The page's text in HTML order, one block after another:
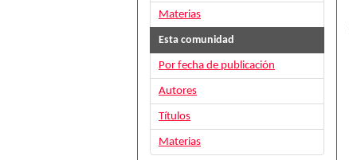
Materias
Esta comunidad
Por fecha de publicación
Autores
Títulos
Materias